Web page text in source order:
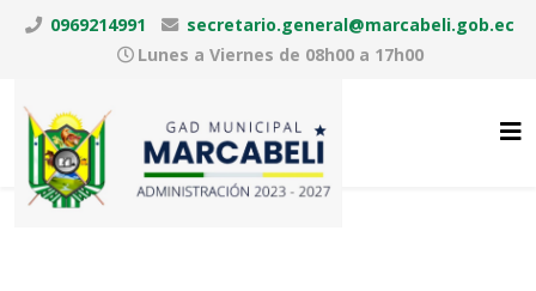
0969214991
secretario.general@marcabeli.gob.ec
Lunes a Viernes de 08h00 a 17h00